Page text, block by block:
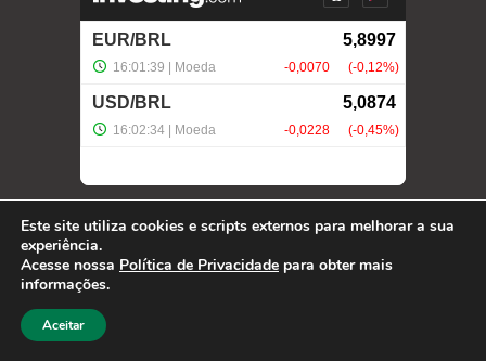
Desenvolvido por:
Este site utiliza cookies e scripts externos para melhorar a sua
experiência.
Acesse nossa Política de Privacidade para obter mais
informações.
Aceitar